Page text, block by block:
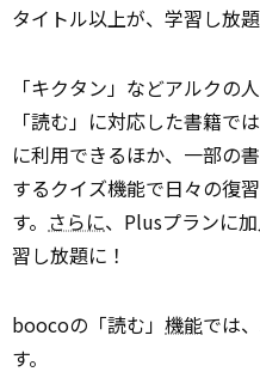
タイトル以上が、学習し放題
「キクタン」などアルクの
「読む」に対応した書籍で
に利用できるほか、一部の
するクイズ機能で日々の復
す。 さらに、Plusプランに
習し放題に！
boocoの「読む」 機能では
す。